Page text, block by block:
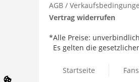
AGB /
Vertrag widerrufen
*Alle Preise:
Es gelten die
Startseite